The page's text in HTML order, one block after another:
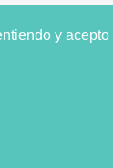
y acepto